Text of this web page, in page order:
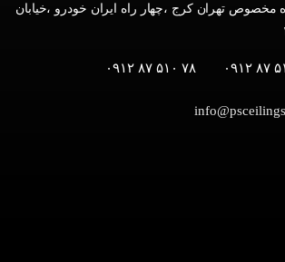
مخصوص تهران کرج ،چهار راه ایران خودرو ،خیابان
۷۸ ۵۱۰ ۸۷ ۰۹۱۲